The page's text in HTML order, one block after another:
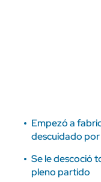
Empezó a
descuidado
Se le descoció
pleno partido